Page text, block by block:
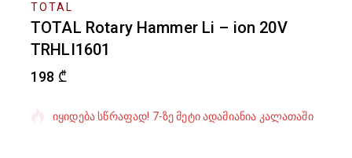
TOTAL
TOTAL Rotary Hammer Li – ion 20V
TRHLI1601
198 ₾
ბოლო 2 საათში გაყიდული 9 პროდუქტი
იყიდება სწრაფად! 7-ზე მეტი ადამიანია კალათაში